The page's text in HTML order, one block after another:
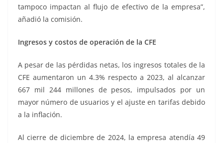
tampoco impactan al flujo de efectivo de la empresa”,
añadió la comisión.
Ingresos y costos de operación de la CFE
A pesar de las pérdidas netas, los ingresos totales de la
CFE aumentaron un 4.3% respecto a 2023, al alcanzar
667 mil 244 millones de pesos, impulsados por un
mayor número de usuarios y el ajuste en tarifas debido
a la inflación.
Al cierre de diciembre de 2024, la empresa atendía 49